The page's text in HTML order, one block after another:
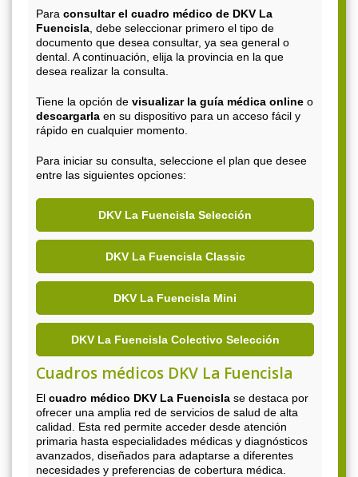
Para consultar el cuadro médico de DKV La
Fuencisla , debe seleccionar primero el tipo de
documento que desea consultar, ya sea general o
dental. A continuación, elija la provincia en la que
desea realizar la consulta.
Tiene la opción de visualizar la guía médica online o
descargarla en su dispositivo para un acceso fácil y
rápido en cualquier momento.
Para iniciar su consulta, seleccione el plan que desee
entre las siguientes opciones:
DKV La Fuencisla Selección
DKV La Fuencisla Classic
DKV La Fuencisla Mini
DKV La Fuencisla Colectivo Selección
Cuadros médicos DKV La Fuencisla
El cuadro médico DKV La Fuencisla se destaca por
ofrecer una amplia red de servicios de salud de alta
calidad. Esta red permite acceder desde atención
primaria hasta especialidades médicas y diagnósticos
avanzados, diseñados para adaptarse a diferentes
necesidades y preferencias de cobertura médica.